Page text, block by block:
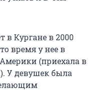
в Кургане в 2000
время у нее в
(приехала в
У девушек была